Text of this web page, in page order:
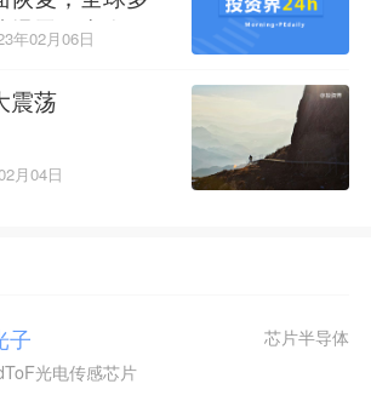
雷；中金资
年02月06日
震荡
月04日
子
光电传感芯片
芯片半导体